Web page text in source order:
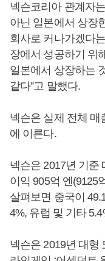
넥슨코리아 관계자
아닌 일본에서 상장
회사로 커나가겠다
장에서 성공하기 위
일본에서 상장하는
같다”고 말했다.
넥슨은 실제 전체 매
에 이른다.
넥슨은 2017년 기준
이익 905억 엔(9125
살펴보면 중국이
4%, 유럽 및 기타
넥슨은 2019년 대형